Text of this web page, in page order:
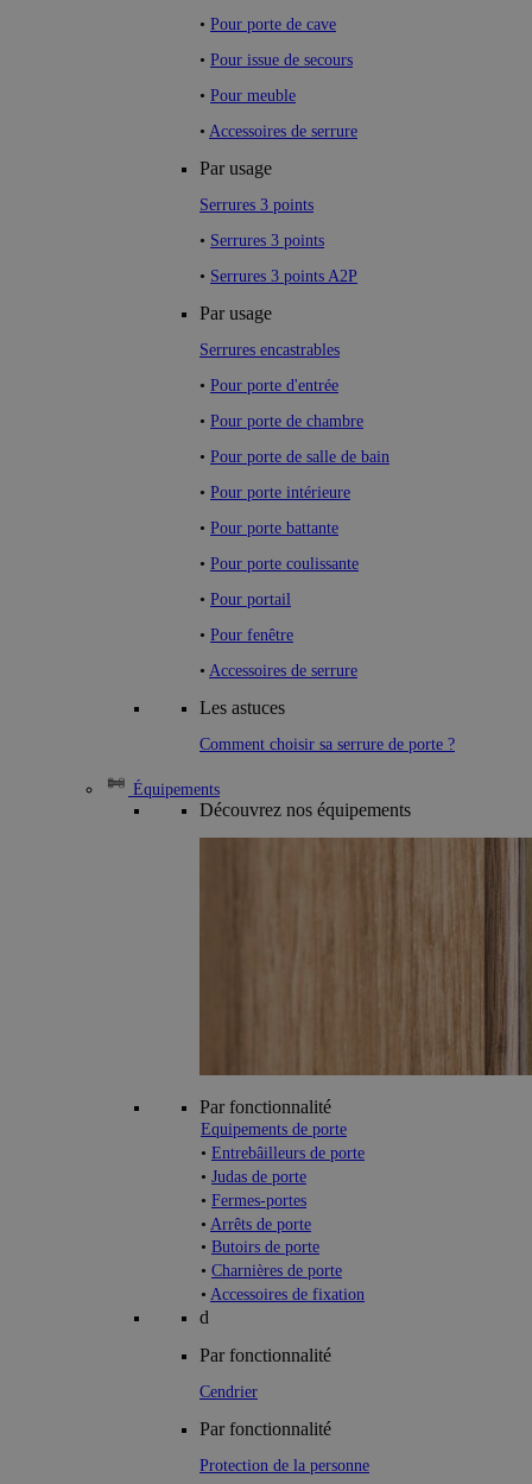
• Pour porte de cave
• Pour issue de secours
• Pour meuble
• Accessoires de serrure
Par usage
Serrures 3 points
• Serrures 3 points
• Serrures 3 points A2P
Par usage
Serrures encastrables
• Pour porte d'entrée
• Pour porte de chambre
• Pour porte de salle de bain
• Pour porte intérieure
• Pour porte battante
• Pour porte coulissante
• Pour portail
• Pour fenêtre
• Accessoires de serrure
Les astuces
Comment choisir sa serrure de porte ?
Équipements
Découvrez nos équipements
Par fonctionnalité
Equipements de porte
• Entrebâilleurs de porte
• Judas de porte
• Fermes-portes
• Arrêts de porte
• Butoirs de porte
• Charnières de porte
• Accessoires de fixation
d
Par fonctionnalité
Cendrier
Par fonctionnalité
Protection de la personne